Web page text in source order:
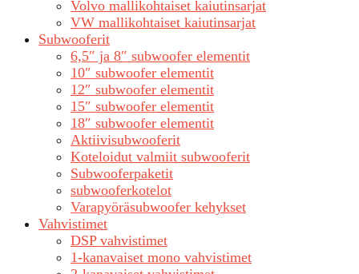
Volvo mallikohtaiset kaiutinsarjat
VW mallikohtaiset kaiutinsarjat
Subwooferit
6,5″ ja 8″ subwoofer elementit
10″ subwoofer elementit
12″ subwoofer elementit
15″ subwoofer elementit
18″ subwoofer elementit
Aktiivisubwooferit
Koteloidut valmiit subwooferit
Subwooferpaketit
subwooferkotelot
Varapyöräsubwoofer kehykset
Vahvistimet
DSP vahvistimet
1-kanavaiset mono vahvistimet